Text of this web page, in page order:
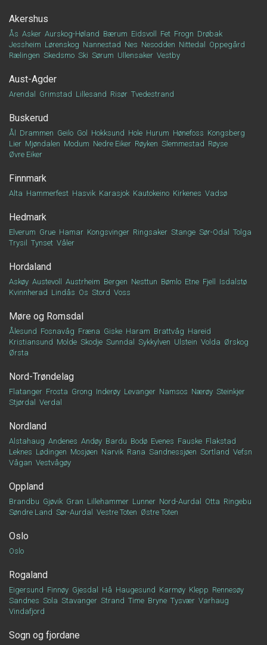
Akershus
Ås Asker Aurskog-Høland Bærum Eidsvoll Fet Frogn Drøbak
Jessheim Lørenskog Nannestad Nes Nesodden Nittedal
Oppegård
Rælingen Skedsmo Ski Sørum Ullensaker Vestby
Aust-Agder
Arendal Grimstad Lillesand Risør Tvedestrand
Buskerud
Ål Drammen Geilo Gol Hokksund Hole Hurum Hønefoss Kongsberg
Lier Mjøndalen Modum Nedre Eiker Røyken Slemmestad Røyse
Øvre Eiker
Finnmark
Alta Hammerfest Hasvik Karasjok Kautokeino Kirkenes Vadsø
Hedmark
Elverum Grue Hamar Kongsvinger Ringsaker Stange Sør-Odal
Tolga
Trysil
Tynset Våler
Hordaland
Askøy Austevoll Austrheim Bergen Nesttun Bømlo Etne Fjell
Isdalstø
Kvinnherad Lindås Os Stord Voss
Møre og Romsdal
Ålesund Fosnavåg Fræna Giske Haram Brattvåg Hareid
Kristiansund Molde Skodje Sunndal Sykkylven Ulstein Volda Ørskog
Ørsta
Nord-Trøndelag
Flatanger Frosta Grong Inderøy Levanger Namsos Nærøy Steinkjer
Stjørdal
Verdal
Nordland
Alstahaug Andenes Andøy Bardu Bodø Evenes Fauske Flakstad
Leknes Lødingen Mosjøen Narvik Rana Sandnessjøen Sortland Vefsn
Vågan Vestvågøy
Oppland
Brandbu Gjøvik Gran Lillehammer Lunner Nord-Aurdal Otta Ringebu
Søndre Land Sør-Aurdal Vestre Toten Østre Toten
Oslo
Oslo
Rogaland
Eigersund Finnøy Gjesdal Hå Haugesund Karmøy Klepp Rennesøy
Sandnes Sola Stavanger Strand Time Bryne Tysvær Varhaug
Vindafjord
Sogn og fjordane